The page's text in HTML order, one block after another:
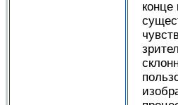
конце